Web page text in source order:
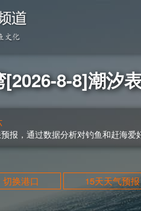
8-8]潮汐
报，通过数据分析对钓鱼和赶海
切换港口 15天天气预报